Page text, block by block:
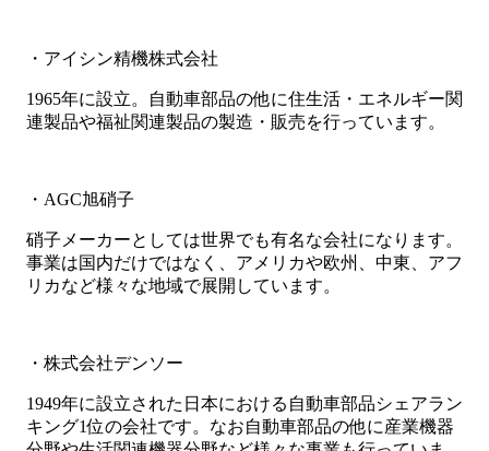
・アイシン精機株式会社
1965年に設立。自動車部品の他に住生活・エネルギー関
連製品や福祉関連製品の製造・販売を行っています。
・AGC旭硝子
硝子メーカーとしては世界でも有名な会社になります。
事業は国内だけではなく、アメリカや欧州、中東、アフ
リカなど様々な地域で展開しています。
・株式会社デンソー
1949年に設立された日本における自動車部品シェアラン
キング1位の会社です。なお自動車部品の他に産業機器